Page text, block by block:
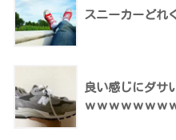
スニーカーどれ
良い感じにダサ
ｗｗｗｗｗｗｗ